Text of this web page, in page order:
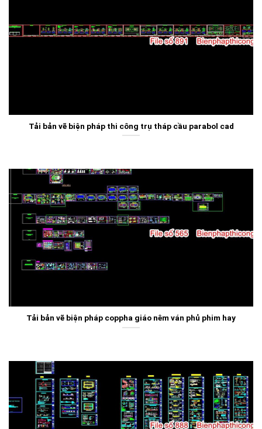
Tải bản vẽ biện pháp thi công trụ tháp cầu parabol cad
Tải bản vẽ biện pháp coppha giáo nêm ván phủ phim hay